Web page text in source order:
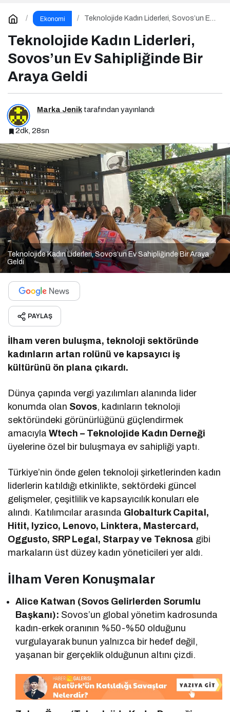
Ekonomi
Teknolojide Kadın Liderleri, Sovos’un Ev
Teknolojide Kadın Liderleri,
Sovos’un Ev Sahipliğinde Bir
Araya Geldi
Marka Jenik tarafından yayınlandı
2dk, 28sn
Teknolojide Kadın Liderleri, Sovos’un Ev Sahipliğinde Bir Araya
Geldi
PAYLAŞ
İlham veren buluşma, teknoloji sektöründe
kadınların artan rolünü ve kapsayıcı iş
kültürünü ön plana çıkardı.
Dünya çapında vergi yazılımları alanında lider
konumda olan Sovos, kadınların teknoloji
sektöründeki görünürlüğünü güçlendirmek
amacıylaWtech – Teknolojide Kadın Derneği
üyelerine özel bir buluşmaya ev sahipliği yaptı.
Türkiye’nin önde gelen teknoloji şirketlerinden kadın
liderlerin katıldığı etkinlikte, sektördeki güncel
gelişmeler, çeşitlilik ve kapsayıcılık konuları ele
alındı. Katılımcılar arasında Globalturk Capital,
Hitit, Iyzico, Lenovo, Linktera, Mastercard,
Oggusto, SRP Legal, Starpay ve Teknosa gibi
markaların üst düzey kadın yöneticileri yer aldı.
İlham Veren Konuşmalar
Alice Katwan (Sovos Gelirlerden Sorumlu
Başkanı): Sovos’un global yönetim kadrosunda
kadın-erkek oranının %50-%50 olduğunu
vurgulayarak bunun yalnızca bir hedef değil,
yaşanan bir gerçeklik olduğunun altını çizdi.